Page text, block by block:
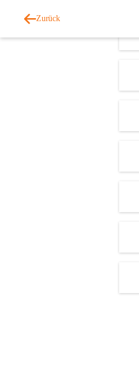
Zurück